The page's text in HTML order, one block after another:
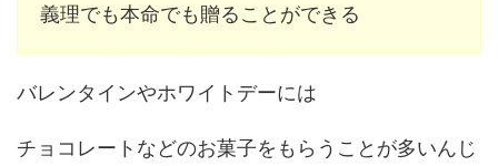
義理でも本命でも贈ることができる
バレンタインやホワイトデーには
チョコレートなどのお菓子をもらうことが多いんじ